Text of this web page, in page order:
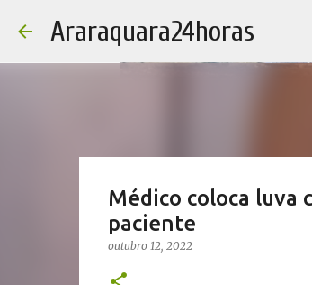
Araraquara24horas
Médico coloca luva
paciente
outubro 12, 2022